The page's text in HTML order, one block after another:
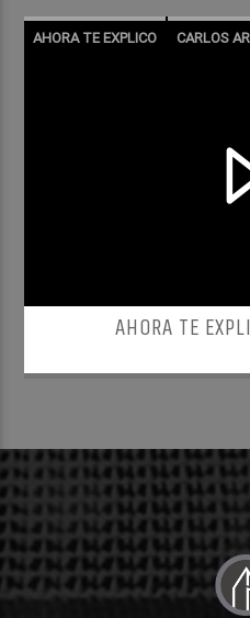
AHORA TE EXPLICO CARLOS
AHORA TE